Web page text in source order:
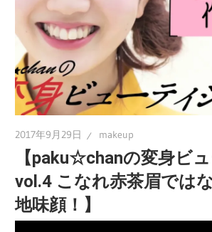
2017年9月29日 makeup
【paku☆chanの変身ビュ
vol.4 こなれ赤茶眉では
地味顔！】